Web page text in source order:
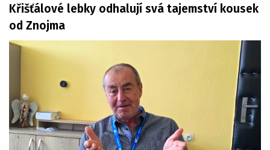
Křišťálové lebky odhalují svá tajemství kousek
od Znojma